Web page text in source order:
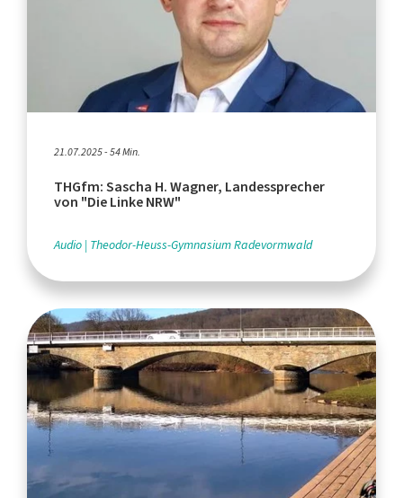
21.07.2025 - 54 Min.
THGfm: Sascha H. Wagner, Landessprecher
von "Die Linke NRW"
Audio Theodor-Heuss-Gymnasium Radevormwald